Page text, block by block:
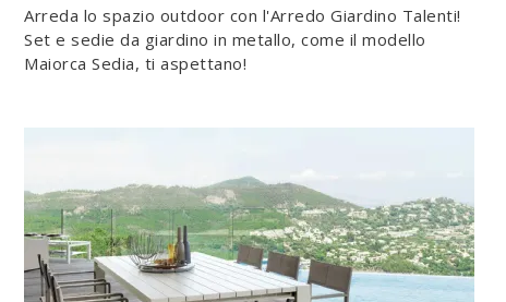
Arreda lo spazio outdoor con l'Arredo Giardino Talenti!
Set e sedie da giardino in metallo, come il modello
Maiorca Sedia, ti aspettano!